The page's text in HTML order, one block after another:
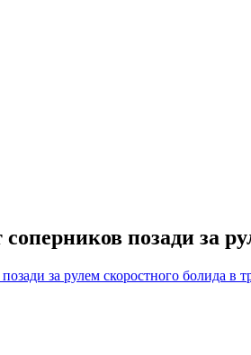
позади за
за рулем скоростного болида в